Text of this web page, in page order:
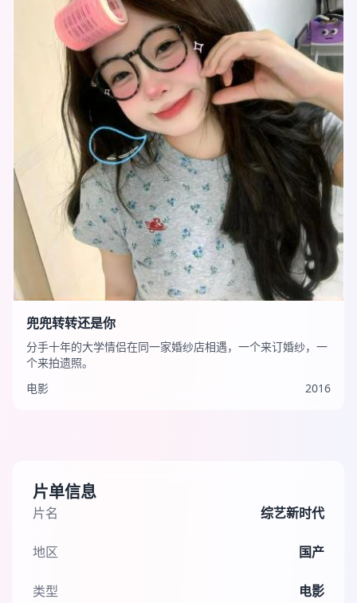
兜兜转转还是你
分手十年的大学情侣在同一家婚纱店相遇，一个来订婚纱，一
个来拍遗照。
电影
2016
片单信息
片名 综艺新时代
地区 国产
类型 电影